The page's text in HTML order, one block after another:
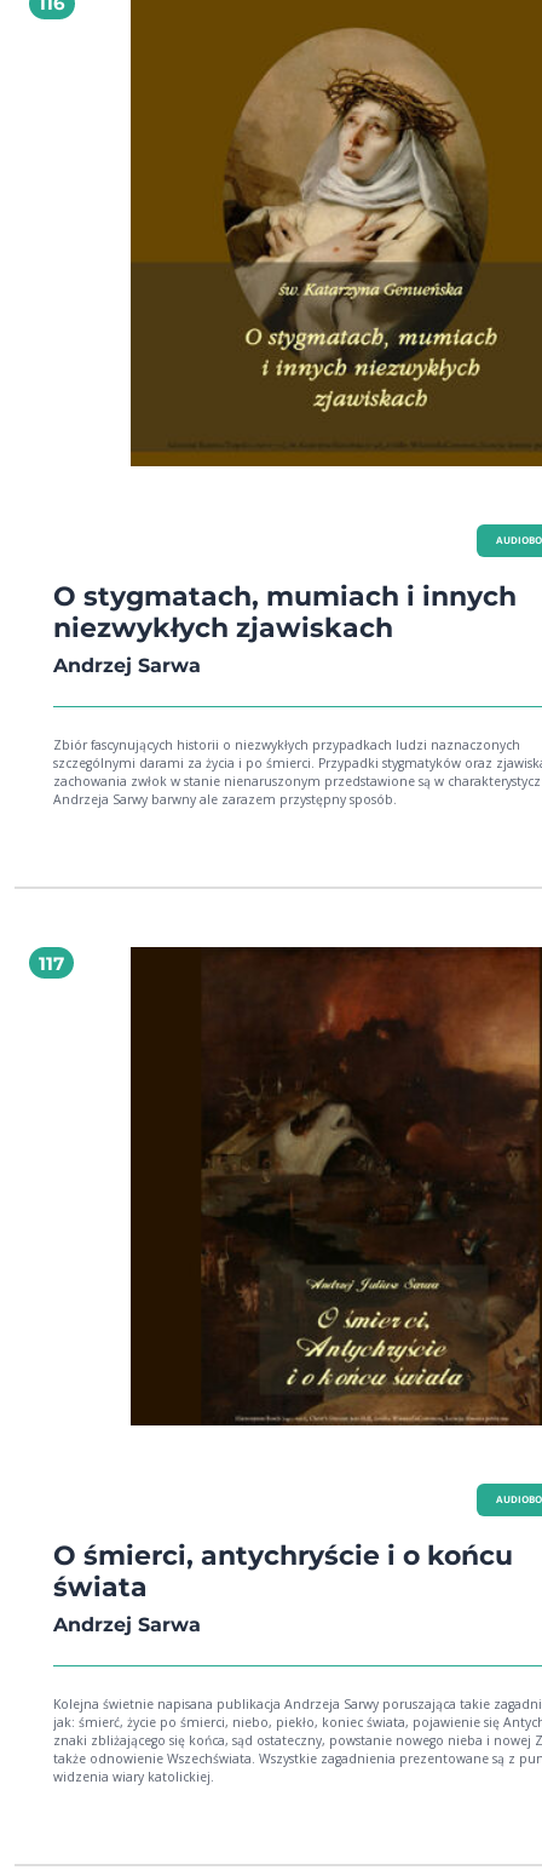
O stygmatach, mumiach i innych
niezwykłych zjawiskach
Andrzej Sarwa
Zbiór fascynujących historii o niezwykłych przypadkach ludzi naznaczonych
szczególnymi darami za życia i po śmierci. Przypadki stygmatyków oraz
zachowania zwłok w stanie nienaruszonym przedstawione są w
Andrzeja Sarwy barwny ale zarazem przystępny sposób.
117
O śmierci, antychryście i o końcu
świata
Andrzej Sarwa
Kolejna świetnie napisana publikacja Andrzeja Sarwy poruszająca takie
jak: śmierć, życie po śmierci, niebo, piekło, koniec świata, pojawienie się
znaki zbliżającego się końca, sąd ostateczny, powstanie nowego nieba i nowej
także odnowienie Wszechświata. Wszystkie zagadnienia prezentowane są z
widzenia wiary katolickiej.